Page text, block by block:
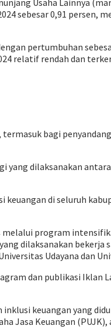
Usaha Lainnya
sebesar 0,91 persen,
pertumbuhan
relatif rendah dan
bagi
dilaksanakan
keuangan di seluruh
program
dilaksanakan
Udayana dan
dan publikasi Iklan
keuangan yang
Jasa Keuangan